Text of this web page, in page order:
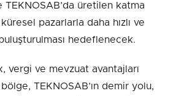
üretilen katma
pazarlarla daha hızlı ve
hedeflenecek.
vergi ve mevzuat avantajları
TEKNOSAB’ın demir yolu,